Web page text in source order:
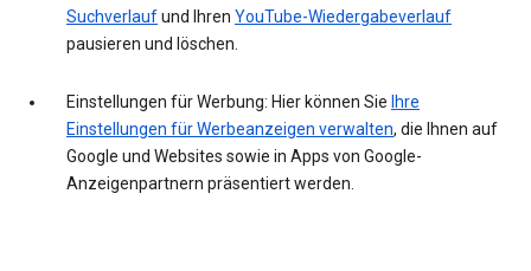
Suchverlaufund Ihren YouTube-Wiedergabeverlauf
pausieren und löschen.
Einstellungen für Werbung: Hier können Sie Ihre
Einstellungen für Werbeanzeigen verwalten, die Ihnen auf
Google und Websites sowie in Apps von Google-
Anzeigenpartnern präsentiert werden.